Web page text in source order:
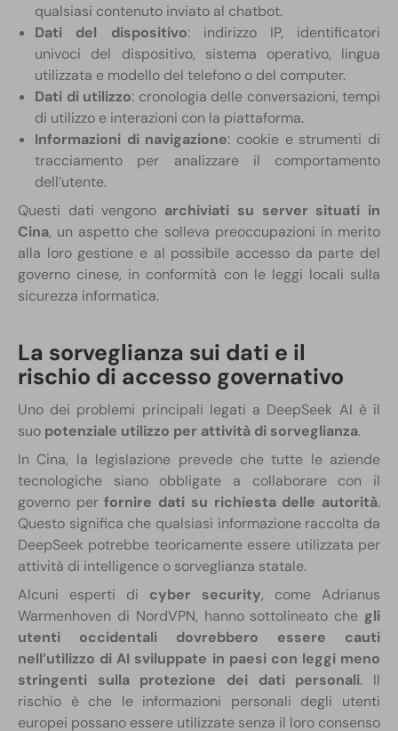
qualsiasi contenuto inviato al chatbot.
Dati del dispositivo: indirizzo IP, identificatori
univoci del dispositivo, sistema operativo, lingua
utilizzata e modello del telefono o del computer.
Dati di utilizzo: cronologia delle conversazioni, tempi
di utilizzo e interazioni con la piattaforma.
Informazioni di navigazione: cookie e strumenti di
tracciamento per analizzare il comportamento
dell’utente.
Questi dati vengono archiviati su server situati in
Cina, un aspetto che solleva preoccupazioni in merito
alla loro gestione e al possibile accesso da parte del
governo cinese, in conformità con le leggi locali sulla
sicurezza informatica.
La sorveglianza sui dati e il
rischio di accesso governativo
Uno dei problemi principali legati a DeepSeek AI è il
suo potenziale utilizzo per attività di sorveglianza.
In Cina, la legislazione prevede che tutte le aziende
tecnologiche siano obbligate a collaborare con il
governo perfornire dati su richiesta delle autorità.
Questo significa che qualsiasi informazione raccolta da
DeepSeek potrebbe teoricamente essere utilizzata per
attività di intelligence o sorveglianza statale.
Alcuni esperti di cyber security, come Adrianus
Warmenhoven di NordVPN, hanno sottolineato che gli
utenti occidentali dovrebbero essere cauti
nell’utilizzo di AI sviluppate in paesi con leggi meno
stringenti sulla protezione dei dati personali. Il
rischio è che le informazioni personali degli utenti
europei possano essere utilizzate senza il loro consenso